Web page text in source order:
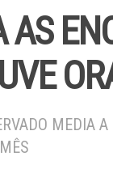
AS
MEDIA